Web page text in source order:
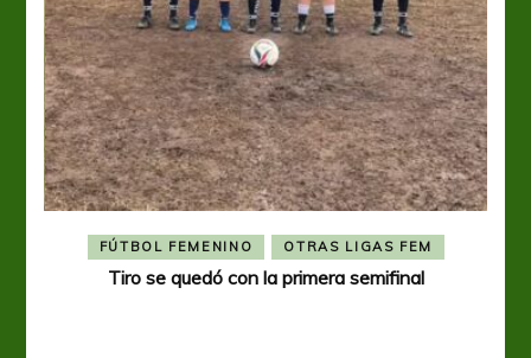
FÚTBOL FEMENINO OTRAS LIGAS FEM
Tiro se quedó con la primera semifinal